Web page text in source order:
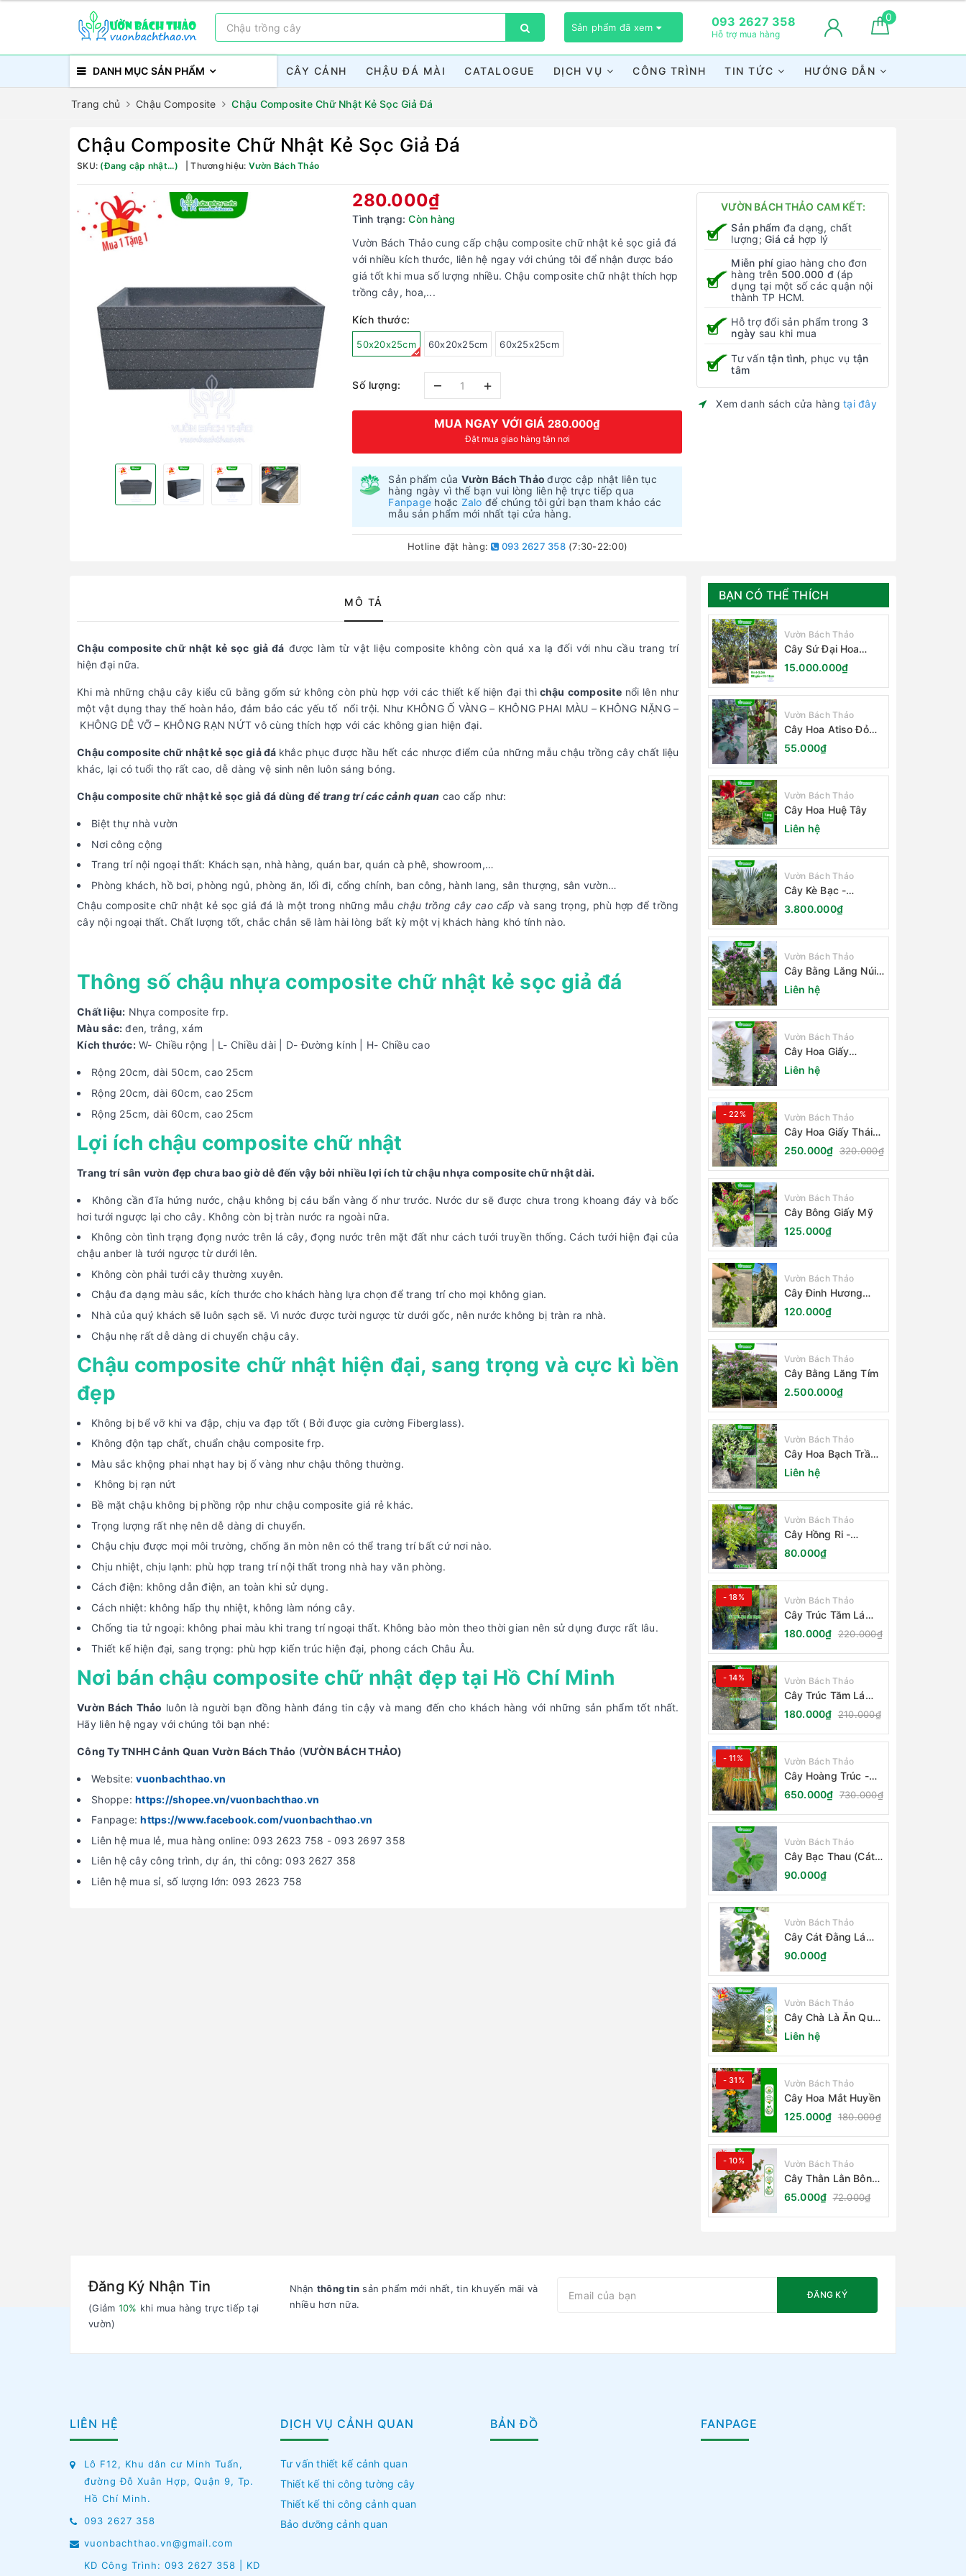
Sản phẩm đã xem 093 2627 358
Hỗ trợ mua hàng
0
DANH MỤC SẢN PHẨM CÂY CẢNH CHẬU ĐÁ MÀI CATALOGUE DỊCH VỤ CÔNG TRÌNH TIN TỨC HƯỚNG DẪN
Trang chủ Chậu Composite Chậu Composite Chữ Nhật Kẻ Sọc Giả Đá
Chậu Composite Chữ Nhật Kẻ Sọc Giả Đá
SKU: (Đang cập nhật...) Thương hiệu: Vườn Bách Thảo
280.000₫
Tình trạng: Còn hàng
Vườn Bách Thảo cung cấp chậu composite chữ nhật kẻ sọc giả đá
với nhiều kích thước, liên hệ ngay với chúng tôi để nhận được báo
giá tốt khi mua số lượng nhiều. Chậu composite chữ nhật thích hợp
trồng cây, hoa,...
Kích thước:
50x20x25cm 60x20x25cm 60x25x25cm
Số lượng: – +
MUA NGAY VỚI GIÁ280.000₫
Đặt mua giao hàng tận nơi
Sản phẩm của Vườn Bách Thảođược cập nhật liên tục
hàng ngày vì thế bạn vui lòng liên hệ trực tiếp qua
Fanpage hoặc Zalo để chúng tôi gửi bạn tham khảo các
mẫu sản phẩm mới nhất tại cửa hàng.
Hotline đặt hàng: 093 2627 358(7:30-22:00)
VƯỜN BÁCH THẢO CAM KẾT:
Sản phẩm đa dạng, chất
lượng;Giá cả hợp lý
Miễn phígiao hàng cho đơn
hàng trên 500.000 đ (áp
dụng tại một số các quận nội
thành TP HCM.
Hỗ trợ đổi sản phẩm trong 3
ngày sau khi mua
Tư vấntận tình, phục vụ tận
tâm
Xem danh sách cửa hàngtại đây
MÔ TẢ
Chậu composite chữ nhật kẻ sọc giả đá được làm từ vật liệu composite không còn quá xa lạ đối với nhu cầu trang trí
hiện đại nữa.
Khi mà những chậu cây kiểu cũ bằng gốm sứ không còn phù hợp với các thiết kế hiện đại thìchậu compositenổi lên như
một vật dụng thay thế hoàn hảo, đảm bảo các yếu tố nổi trội. Như KHÔNG Ố VÀNG – KHÔNG PHAI MÀU – KHÔNG NẶNG –
KHÔNG DỄ VỠ – KHÔNG RẠN NỨT vô cùng thích hợp với các không gian hiện đại.
Chậu composite chữ nhật kẻ sọc giả đá khắc phục được hầu hết các nhược điểm của những mẫu chậu trồng cây chất liệu
khác, lại có tuổi thọ rất cao, dễ dàng vệ sinh nên luôn sáng bóng.
Chậu composite chữ nhật kẻ sọc giả đá dùng để trang trí các cảnh quan cao cấp như:
Biệt thự nhà vườn
Nơi công cộng
Trang trí nội ngoại thất: Khách sạn, nhà hàng, quán bar, quán cà phê, showroom,…
Phòng khách, hồ bơi, phòng ngủ, phòng ăn, lối đi, cổng chính, ban công, hành lang, sân thượng, sân vườn…
Chậu composite chữ nhật kẻ sọc giả đá là một trong những mẫuchậu trồng cây cao cấp và sang trọng, phù hợp để trồng
cây nội ngoại thất. Chất lượng tốt, chắc chắn sẽ làm hài lòng bất kỳ một vị khách hàng khó tính nào.
Thông số chậu nhựa composite chữ nhật kẻ sọc giả đá
Chất liệu: Nhựa composite frp.
Màu sắc: đen, trắng, xám
Kích thước:W- Chiều rộng | L- Chiều dài | D- Đường kính | H- Chiều cao
Rộng 20cm, dài 50cm, cao 25cm
Rộng 20cm, dài 60cm, cao 25cm
Rộng 25cm, dài 60cm, cao 25cm
Lợi ích chậu composite chữ nhật
Trang trí sân vườn đẹp chưa bao giờ dễ đến vậy bởi nhiều lợi ích từ chậu nhựa composite chữ nhật dài.
Không cần đĩa hứng nước, chậu không bị cáu bẩn vàng ố như trước. Nước dư sẽ được chưa trong khoang đáy và bốc
hơi tưới ngược lại cho cây. Không còn bị tràn nước ra ngoài nữa.
Không còn tình trạng đọng nước trên lá cây, đọng nước trên mặt đất như cách tưới truyền thống. Cách tưới hiện đại của
chậu anber là tưới ngược từ dưới lên.
Không còn phải tưới cây thường xuyên.
Chậu đa dạng màu sắc, kích thước cho khách hàng lựa chọn để trang trí cho mọi không gian.
Nhà của quý khách sẽ luôn sạch sẽ. Vì nước được tười ngược từ dưới gốc, nên nước không bị tràn ra nhà.
Chậu nhẹ rất dễ dàng di chuyển chậu cây.
Chậu composite chữ nhật hiện đại, sang trọng và cực kì bền
đẹp
Không bị bể vỡ khi va đập, chịu va đạp tốt ( Bởi được gia cường Fiberglass).
Không độn tạp chất, chuẩn chậu composite frp.
Màu sắc khộng phai nhạt hay bị ố vàng như chậu thông thường.
Không bị rạn nứt
Bề mặt chậu không bị phồng rộp như chậu composite giá rẻ khác.
Trọng lượng rất nhẹ nên dễ dàng di chuyển.
Chậu chịu được mọi môi trường, chống ăn mòn nên có thể trang trí bất cứ nơi nào.
Chịu nhiệt, chịu lạnh: phù hợp trang trí nội thất trong nhà hay văn phòng.
Cách điện: không dẫn điện, an toàn khi sử dụng.
Cách nhiệt: không hấp thụ nhiệt, không làm nóng cây.
Chống tia tử ngoại: không phai màu khi trang trí ngoại thất. Không bào mòn theo thời gian nên sử dụng được rất lâu.
Thiết kế hiện đại, sang trọng: phù hợp kiến trúc hiện đại, phong cách Châu Âu.
Nơi bán chậu composite chữ nhật đẹp tại Hồ Chí Minh
Vườn Bách Thảo luôn là người bạn đồng hành đáng tin cậy và mang đến cho khách hàng với những sản phẩm tốt nhất.
Hãy liên hệ ngay với chúng tôi bạn nhé:
Công Ty TNHH Cảnh Quan Vườn Bách Thảo (VƯỜN BÁCH THẢO)
Website:vuonbachthao.vn
Shoppe: https://shopee.vn/vuonbachthao.vn
Fanpage:https://www.facebook.com/vuonbachthao.vn
Liên hệ mua lẻ, mua hàng online: 093 2623 758 - 093 2697 358
Liên hệ cây công trình, dự án, thi công: 093 2627 358
Liên hệ mua sỉ, số lượng lớn: 093 2623 758
BẠN CÓ THỂ THÍCH
Vườn Bách Thảo
Cây Sứ Đại Hoa
Trắng
15.000.000₫
Vườn Bách Thảo
Cây Hoa Atiso Đỏ
(Bụt Gấm Hibiscus)
55.000₫
Vườn Bách Thảo
Cây Hoa Huệ Tây
Liên hệ
Vườn Bách Thảo
Cây Kè Bạc -
Smarckia Nobilis
3.800.000₫
Vườn Bách Thảo
Cây Bằng Lăng Núi
(Cây Săng Lẻ)
Liên hệ
Vườn Bách Thảo
Cây Hoa Giấy
Sakura Nhật Bản
Liên hệ
- 22% Vườn Bách Thảo
Cây Hoa Giấy Thái
Lan
250.000₫ 320.000₫
Vườn Bách Thảo
Cây Bông Giấy Mỹ
125.000₫
Vườn Bách Thảo
Cây Đinh Hương
Nhật Bản
120.000₫
Vườn Bách Thảo
Cây Bằng Lăng Tím
2.500.000₫
Vườn Bách Thảo
Cây Hoa Bạch Trầm
Hương
Liên hệ
Vườn Bách Thảo
Cây Hồng Ri -
Cleome Spinosa
80.000₫
- 18% Vườn Bách Thảo
Cây Trúc Tăm Lá
Cẩm Thạch
180.000₫ 220.000₫
- 14% Vườn Bách Thảo
Cây Trúc Tăm Lá
Xanh - Bambusa
Multiplex Fernleaf
180.000₫ 210.000₫
- 11% Vườn Bách Thảo
Cây Hoàng Trúc -
Schizostachyum
Brachycladum Yello
650.000₫ 730.000₫
Vườn Bách Thảo
Cây Bạc Thau (Cát
Đằng Lá Lớn)
90.000₫
Vườn Bách Thảo
Cây Cát Đằng Lá
Nhỏ
90.000₫
Vườn Bách Thảo
Cây Chà Là Ăn Quả
Barhee Trồng Sân
Vườn
Liên hệ
- 31% Vườn Bách Thảo
Cây Hoa Mắt Huyền
125.000₫ 180.000₫
- 10% Vườn Bách Thảo
Cây Thằn Lằn Bông
(Vảy Ốc Cẩm Thạch)
65.000₫ 72.000₫
Đăng Ký Nhận Tin
(Giảm 10% khi mua hàng trực tiếp tại
vườn)
Nhận thông tin sản phẩm mới nhất, tin khuyến mãi và
nhiều hơn nữa.
ĐĂNG KÝ
LIÊN HỆ
Lô F12, Khu dân cư Minh Tuấn,
đường Đỗ Xuân Hợp, Quận 9, Tp.
Hồ Chí Minh.
093 2627 358
vuonbachthao.vn@gmail.com
KD Công Trình: 093 2627 358 | KD
DỊCH VỤ CẢNH QUAN
Tư vấn thiết kế cảnh quan
Thiết kế thi công tường cây
Thiết kế thi công cảnh quan
Bảo dưỡng cảnh quan
BẢN ĐỒ FANPAGE